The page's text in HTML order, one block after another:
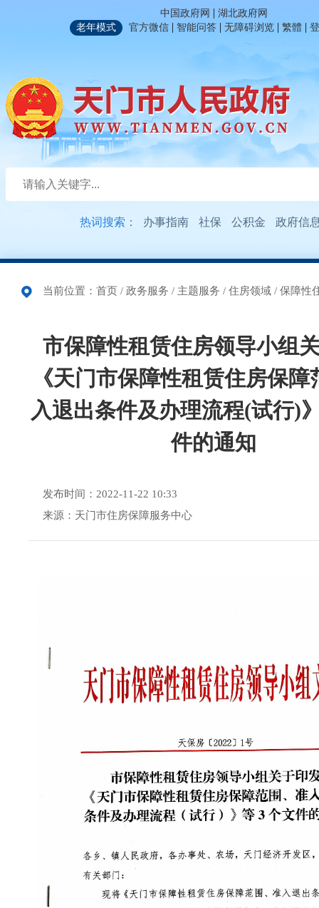
中国政府网 | 湖北政府网
老年模式
官方微信 | 智能问答 | 无障碍浏览 | 繁體 |
热词搜索： 办事指南 社保 公积金 政府信
当前位置： 首页 / 政务服务 / 主题服务 / 住房领域 / 保障性
市保障性租赁住房领导小组
《天门市保障性租赁住房保障
入退出条件及办理流程(试行)
件的通知
发布时间：2022-11-22 10:33
来源：天门市住房保障服务中心